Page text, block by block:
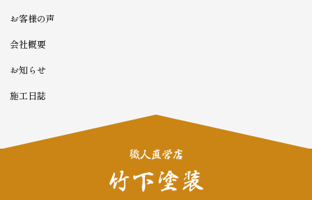
お客様の声
会社概要
お知らせ
施工日誌